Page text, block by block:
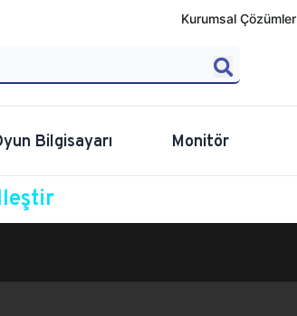
Kurumsal Çözümler
Bilgisayarı Monitör